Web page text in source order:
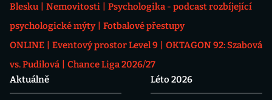
Blesku
Nemovitosti
Psychologika - podcast rozbíjející
psychologické mýty
Fotbalové přestupy
ONLINE
Eventový prostor Level 9
OKTAGON 92: Szabová
vs. Pudilová
Chance Liga 2026/27
Aktuálně
Léto 2026